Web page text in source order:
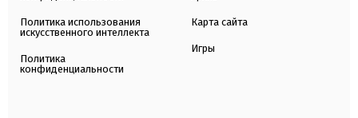
Политика использования
искусственного интеллекта
Политика
конфиденциальности
Карта сайта
Игры